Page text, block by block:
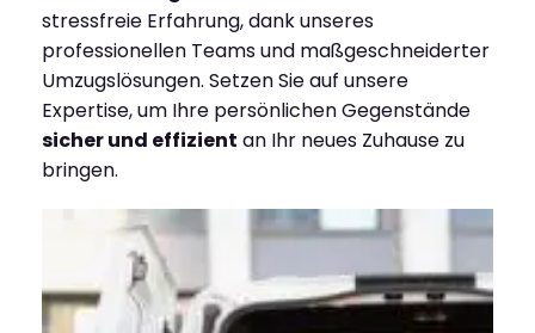
stressfreie Erfahrung, dank unseres
professionellen Teams und maßgeschneiderter
Umzugslösungen. Setzen Sie auf unsere
Expertise, um Ihre persönlichen Gegenstände
sicher und effizient an Ihr neues Zuhause zu
bringen.